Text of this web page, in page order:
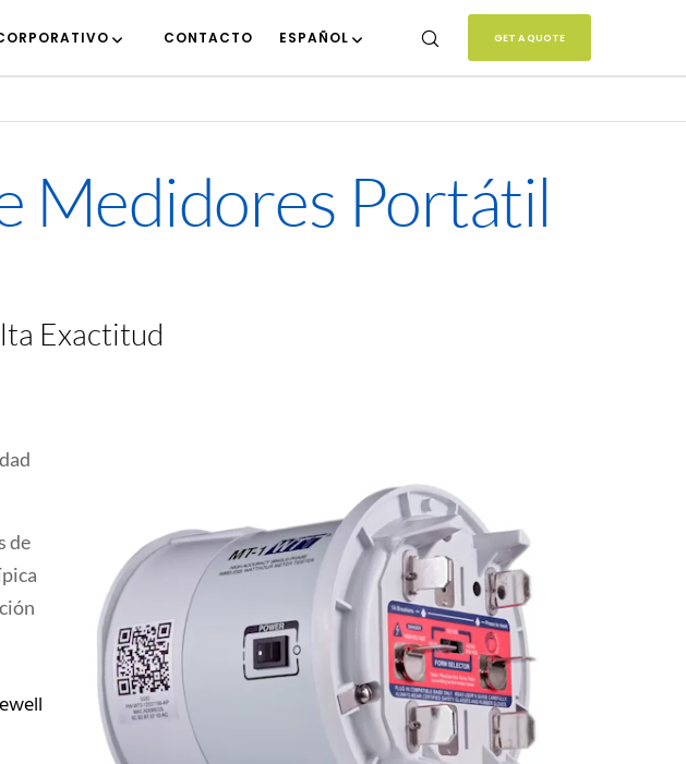
GET A QUOTE
CONTACTO ESPAÑOL
Medidores Portátil
Exactitud
de